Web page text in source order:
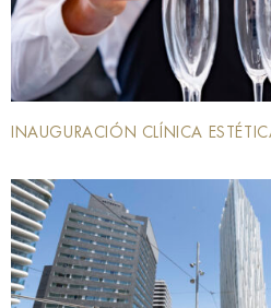
INAUGURACIÓN CLÍNICA